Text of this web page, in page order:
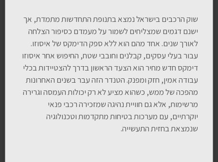
שוק הרכבים בישראל נמצא בתנופת התחדשות מתמדת, אך
ישנם דגמים שמצליחים לשמור על מעמדם כסיפור הצלחה
לאורך שנים. אחד מהם הוא ללא ספק הדימקס של איסוזו.
עבור בעלי עסקים, קבלנים וחובבי שטח, החיפוש אחר איסוזו
דימקס חדש מחיר הוא הצעד הראשון בדרך להצטיידות בכלי
עבודה אמין, חזק ומפנק. הטנדר הזה עבר בשנים האחרונות
מהפכה של ממש, כשהוא מציע לא רק יכולות העמסה וגרירה
מרשימות, אלא גם חוויית נהיגה שמזכירה רכבי פנאי
יוקרתיים, עם מערכות בטיחות מתקדמות וטכנולוגיה
שנמצאת בחזית התעשייה.